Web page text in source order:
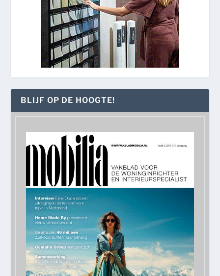
BLIJF OP DE HOOGTE!